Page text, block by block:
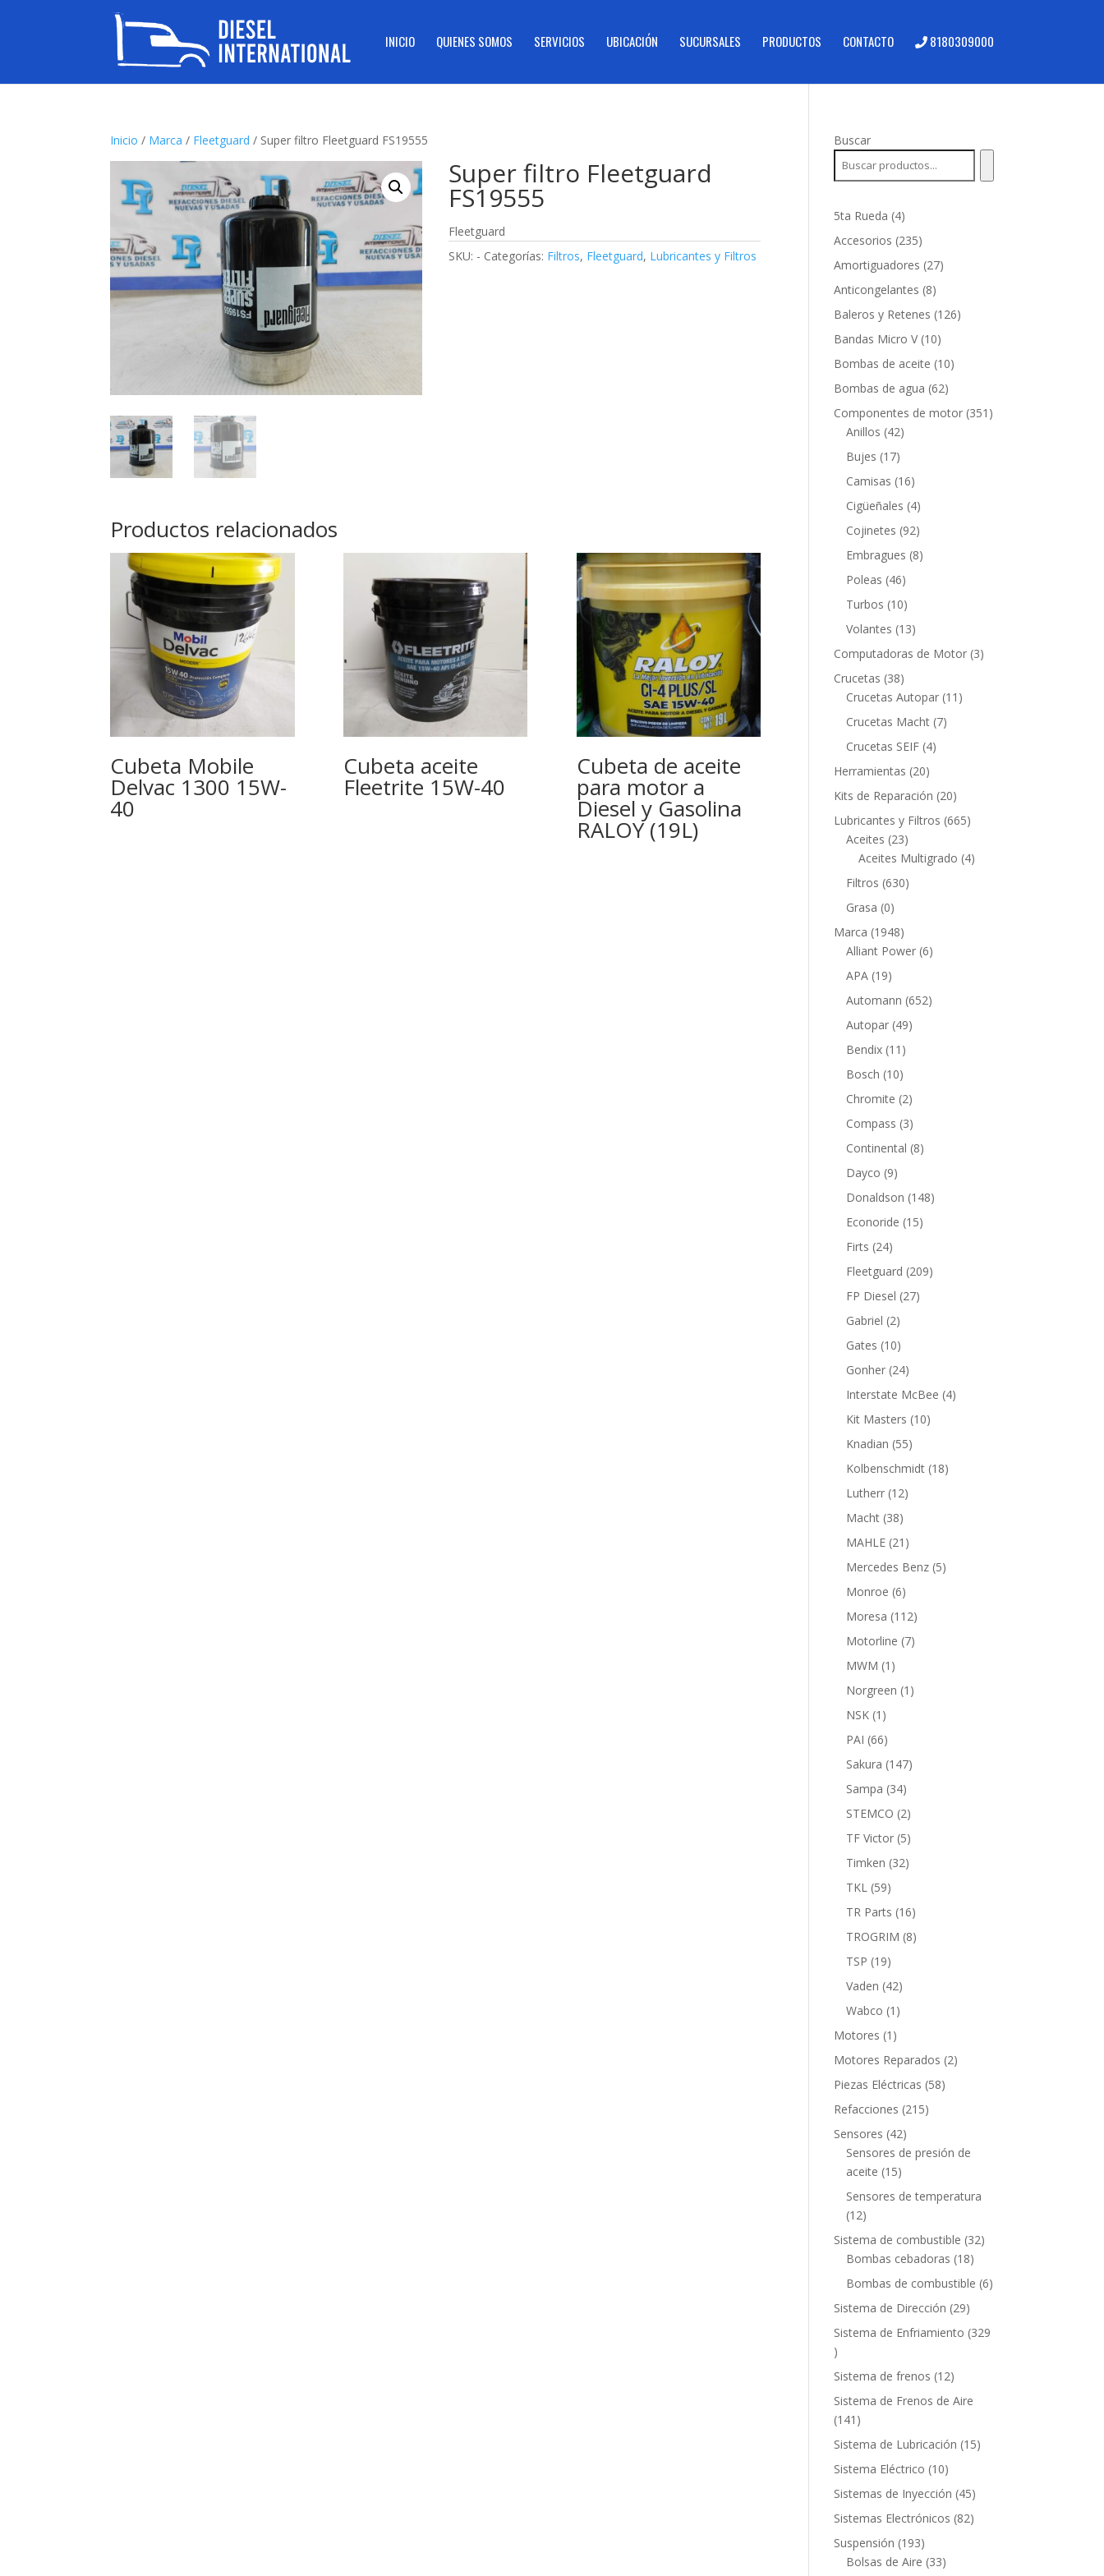
INICIO QUIENES SOMOS SERVICIOS UBICACIÓN SUCURSALES PRODUCTOS CONTACTO 8180309000
Inicio / Marca / Fleetguard / Super filtro Fleetguard FS19555
Super filtro Fleetguard
FS19555
Fleetguard
SKU: - Categorías: Filtros, Fleetguard, Lubricantes y Filtros
Productos relacionados
Cubeta Mobile
Delvac 1300 15W-
40
Cubeta aceite
Fleetrite 15W-40
Cubeta de aceite
para motor a
Diesel y Gasolina
RALOY (19L)
Buscar
5ta Rueda 44
productos
Accesorios 235235
productos
Amortiguadores 2727
Anticongelantes 88
productos
Baleros y Retenes 126126
Bandas Micro V 1010
productos
Bombas de aceite 1010
Bombas de agua 6262
productos
Componentes de motor 351 351
Anillos 4242
Bujes 1717
productos
Camisas 1616
productos
Cigüeñales 44
productos
Cojinetes 9292
productos
Embragues 88
Poleas 4646
productos
Turbos 1010
productos
Volantes 1313
productos
Computadoras de Motor 33
Crucetas 3838
productos
Crucetas Autopar 11 11
Crucetas Macht 77
Crucetas SEIF 44
Herramientas 2020
productos
Kits de Reparación 2020
productos
Lubricantes y Filtros 665665
Aceites 2323
productos
Aceites Multigrado 44
Filtros 630630
Grasa 00
productos
Marca 19481948
productos
Alliant Power 66
APA 1919
productos
Automann 652652
Autopar 4949
Bendix 11 11
productos
Bosch 1010
productos
Chromite 22
productos
Compass 33
productos
Continental 88
Dayco 99
productos
Donaldson 148148
Econoride 1515
Firts 2424
productos
Fleetguard 209209
FP Diesel 2727
Gabriel 22
productos
Gates 1010
productos
Gonher 2424
productos
Interstate McBee 44
Kit Masters 1010
Knadian 5555
productos
Kolbenschmidt 1818
Lutherr 1212
Macht 3838
productos
MAHLE 21 21
productos
Mercedes Benz 55
Monroe 66
productos
Moresa 112112
productos
Motorline 77
MWM 1 1
producto
Norgreen 1 1
NSK 1 1
producto
PAI 6666
productos
Sakura 147147
Sampa 3434
productos
STEMCO 22
productos
TF Victor 55
productos
Timken 3232
TKL 5959
productos
TR Parts 1616
productos
TROGRIM 88
TSP 1919
productos
Vaden 4242
productos
Wabco 1 1
Motores 1 1
producto
Motores Reparados 22
Piezas Eléctricas 5858
Refacciones 215215
Sensores 4242
productos
Sensores de presión de
aceite 1515
productos
Sensores de temperatura
1212
productos
Sistema de combustible 3232
Bombas cebadoras 1818
productos
Bombas de combustible 66
Sistema de Dirección 2929
productos
Sistema de Enfriamiento 329
329
productos
Sistema de frenos 1212
productos
Sistema de Frenos de Aire
141 141
productos
Sistema de Lubricación 1515
Sistema Eléctrico 1010
productos
Sistemas de Inyección 4545
productos
Sistemas Electrónicos 8282
Suspensión 193193
productos
Bolsas de Aire 3333